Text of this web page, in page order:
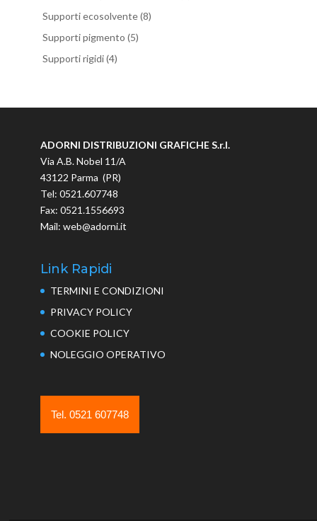
Supporti ecosolvente(8)
Supporti pigmento (5)
Supporti rigidi(4)
ADORNI DISTRIBUZIONI GRAFICHE S.r.l.
Via A.B. Nobel 11/A
43122 Parma (PR)
Tel: 0521.607748
Fax: 0521.1556693
Mail: web@adorni.it
Link Rapidi
TERMINI E CONDIZIONI
PRIVACY POLICY
COOKIE POLICY
NOLEGGIO OPERATIVO
Tel. 0521 607748